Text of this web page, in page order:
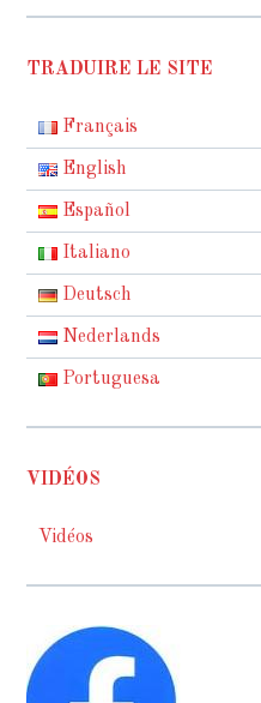
TRADUIRE LE SITE
Français
English
Español
Italiano
Deutsch
Nederlands
Portuguesa
VIDÉOS
Vidéos